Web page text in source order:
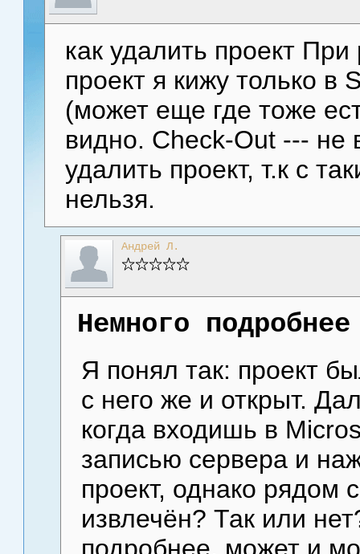
как удалить проект
проект я кижу только в
(может еще где тоже
видно. Check-Out --- не
удалить проект, т.к с
нельзя.
Андрей Л.
Немного подробнее
Я понял так: проект
с него же и открыт.
когда входишь в
записью сервера и
проект, однако рядом
извлечён? Так или